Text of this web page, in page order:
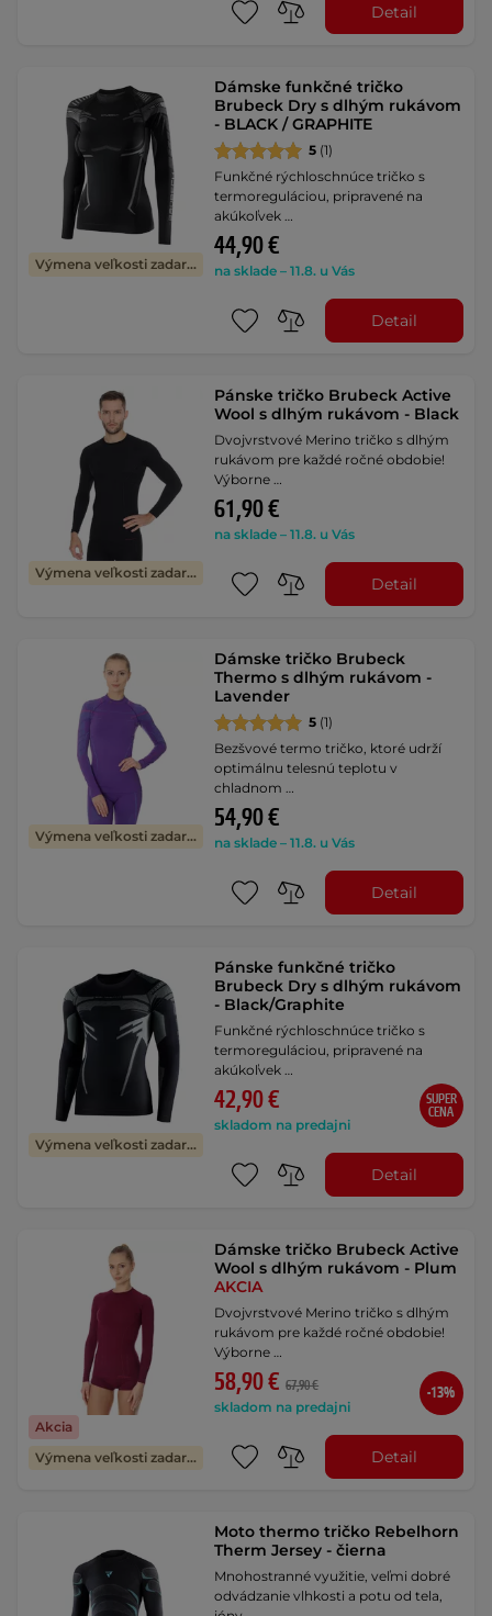
Detail
Výmena veľkosti zadarmo
Dámske funkčné tričko
Brubeck Dry s dlhým rukávom
- BLACK / GRAPHITE
5 (1)
Funkčné rýchloschnúce tričko s
termoreguláciou, pripravené na
akúkoľvek …
44,90 €
na sklade – 11.8. u Vás
Detail
Výmena veľkosti zadarmo
Pánske tričko Brubeck Active
Wool s dlhým rukávom - Black
Dvojvrstvové Merino tričko s dlhým
rukávom pre každé ročné obdobie!
Výborne …
61,90 €
na sklade – 11.8. u Vás
Detail
Výmena veľkosti zadarmo
Dámske tričko Brubeck
Thermo s dlhým rukávom -
Lavender
5 (1)
Bezšvové termo tričko, ktoré udrží
optimálnu telesnú teplotu v
chladnom …
54,90 €
na sklade – 11.8. u Vás
Detail
Výmena veľkosti zadarmo
Pánske funkčné tričko
Brubeck Dry s dlhým rukávom
- Black/Graphite
Funkčné rýchloschnúce tričko s
termoreguláciou, pripravené na
akúkoľvek …
42,90 €
skladom na predajni
SUPER
CENA
Detail
Akcia
Výmena veľkosti zadarmo
Dámske tričko Brubeck Active
Wool s dlhým rukávom - Plum
AKCIA
Dvojvrstvové Merino tričko s dlhým
rukávom pre každé ročné obdobie!
Výborne …
58,90 € 67,90 €
skladom na predajni
-13%
Detail
Moto thermo tričko Rebelhorn
Therm Jersey - čierna
Mnohostranné využitie, veľmi dobré
odvádzanie vlhkosti a potu od tela,